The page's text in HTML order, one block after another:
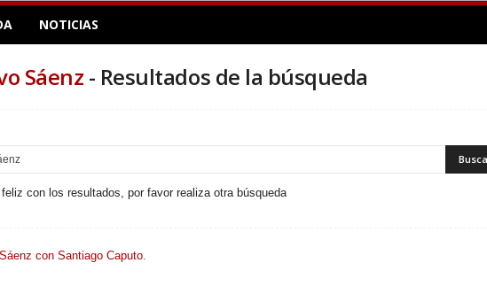
NOTICIAS
Sáenz - Resultados de la búsqueda
con los resultados, por favor realiza otra búsqueda